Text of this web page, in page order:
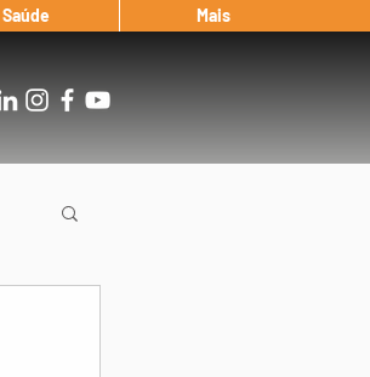
Saúde Mais